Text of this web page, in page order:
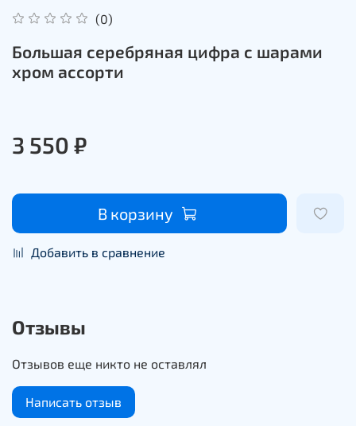
(0)
Большая серебряная цифра с шарами
хром ассорти
3 550 ₽
В корзину
Добавить в сравнение
Отзывы
Отзывов еще никто не оставлял
Написать отзыв